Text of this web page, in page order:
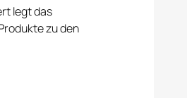
legt das
zu den